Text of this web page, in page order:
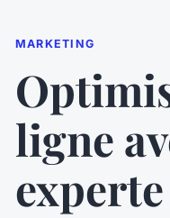
MARKETING
ligne
experte